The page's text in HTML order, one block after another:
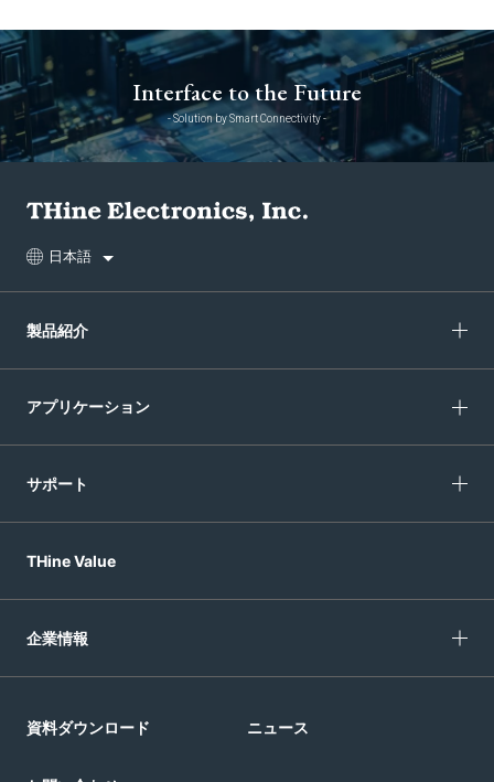
Interface to the Future
- Solution by Smart Connectivity -
日本語
製品紹介
アプリケーション
サポート
THine Value
企業情報
資料ダウンロード ニュース